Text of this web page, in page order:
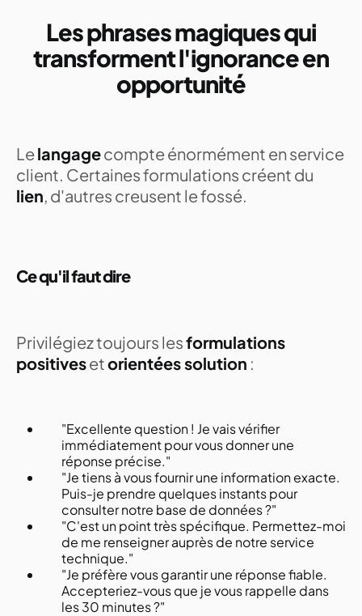
Les phrases magiques qui
transforment l'ignorance en
opportunité
Lelangagecompte énormément en service
client. Certaines formulations créent du
lien, d'autres creusent le fossé.
Ce qu'il faut dire
Privilégiez toujours lesformulations
positivesetorientées solution :
"Excellente question ! Je vais vérifier
immédiatement pour vous donner une
réponse précise."
"Je tiens à vous fournir une information exacte.
Puis-je prendre quelques instants pour
consulter notre base de données ?"
"C'est un point très spécifique. Permettez-moi
de me renseigner auprès de notre service
technique."
"Je préfère vous garantir une réponse fiable.
Accepteriez-vous que je vous rappelle dans
les 30 minutes ?"